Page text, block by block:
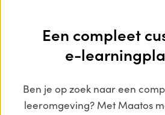
Een compleet
e-
Ben je op zoek naar een
leeromgeving? Met Maatos